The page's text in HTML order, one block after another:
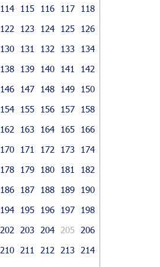
114 115 116 117
118
122 123 124 125
126
130 131 132 133
134
138 139 140 141
142
146 147 148 149
150
154 155 156 157
158
162 163 164 165
166
170 171 172 173
174
178 179 180 181
182
186 187 188 189
190
194 195 196 197
198
202 203 204 205
206
210 211 212 213
214